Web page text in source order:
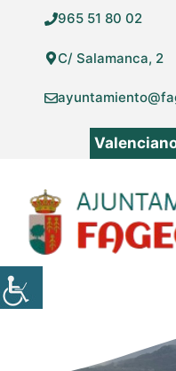
contingut
965 51 80 02
C/ Salamanca, 2